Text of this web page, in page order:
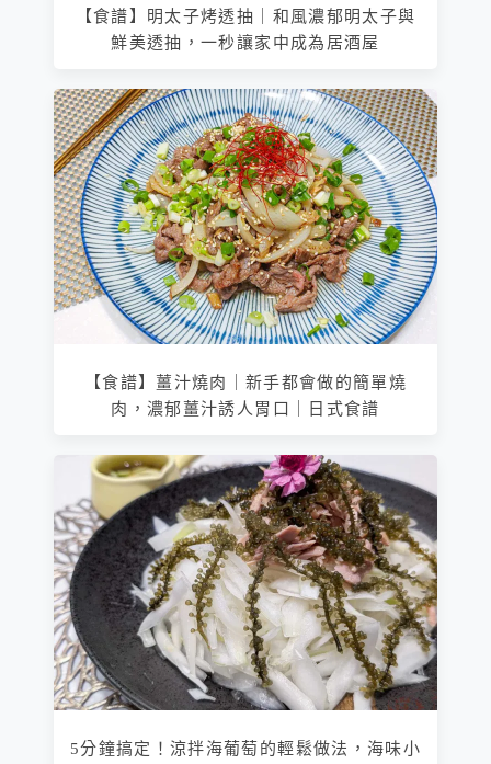
【食譜】明太子烤透抽｜和風濃郁明太子與
鮮美透抽，一秒讓家中成為居酒屋
【食譜】薑汁燒肉｜新手都會做的簡單燒
肉，濃郁薑汁誘人胃口｜日式食譜
5分鐘搞定！涼拌海葡萄的輕鬆做法，海味小